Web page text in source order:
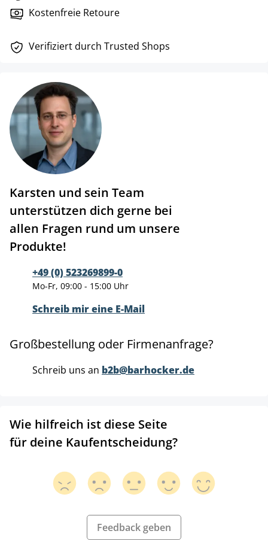
Kostenfreie Retoure
Verifiziert durch Trusted Shops
Karsten und sein Team
unterstützen dich gerne bei
allen Fragen rund um unsere
Produkte!
+49 (0) 523269899-0
Mo-Fr, 09:00 - 15:00 Uhr
Schreib mir eine E-Mail
Großbestellung oder Firmenanfrage?
Schreib uns an b2b@barhocker.de
Wie hilfreich ist diese Seite
für deine Kaufentscheidung?
Feedback geben